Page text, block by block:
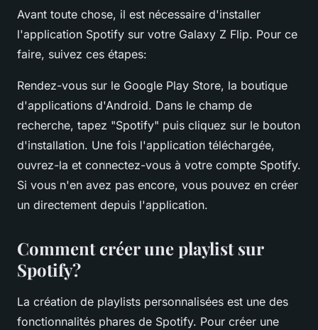
Avant toute chose, il est nécessaire d'installer
l'application Spotify sur votre Galaxy Z Flip. Pour ce
faire, suivez ces étapes:
Rendez-vous sur le Google Play Store, la boutique
d'applications d'Android. Dans le champ de
recherche, tapez "Spotify" puis cliquez sur le bouton
d'installation. Une fois l'application téléchargée,
ouvrez-la et connectez-vous à votre compte Spotify.
Si vous n'en avez pas encore, vous pouvez en créer
un directement depuis l'application.
Comment créer une playlist sur
Spotify?
La création de playlists personnalisées est une des
fonctionnalités phares de Spotify. Pour créer une